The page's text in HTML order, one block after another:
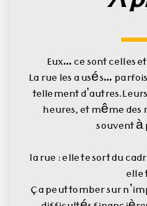
Eux… ce sont celles
La rue les a usés…
tellement
heures, et même
souvent à
la rue : elle te sort du
elle
Ça peut tomber sur